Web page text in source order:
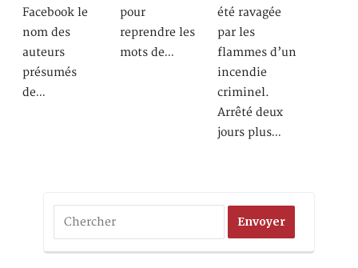
Facebook le
nom des
auteurs
présumés
de…
pour
reprendre les
mots de…
été ravagée
par les
flammes d’un
incendie
criminel.
Arrêté deux
jours plus…